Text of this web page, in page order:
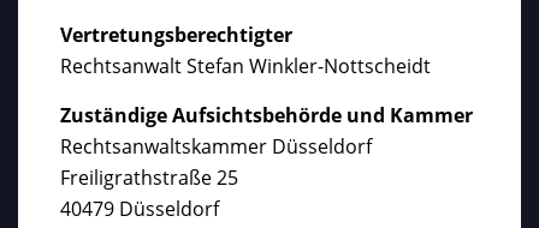
Vertretungsberechtigter
Rechtsanwalt Stefan Winkler-Nottscheidt
Zuständige Aufsichtsbehörde und Kammer
Rechtsanwaltskammer Düsseldorf
Freiligrathstraße 25
40479 Düsseldorf